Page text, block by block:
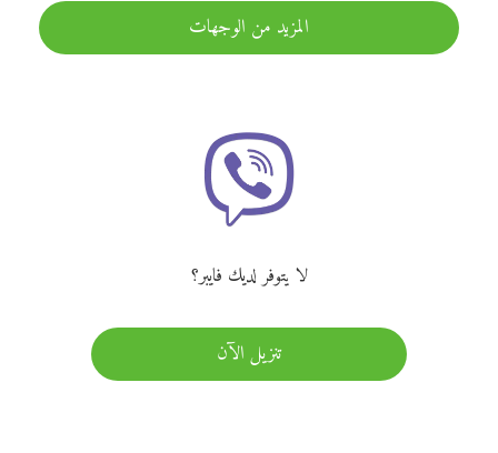
المزيد من الوجهات
لا يتوفر لديك فايبر؟
تنزيل الآن